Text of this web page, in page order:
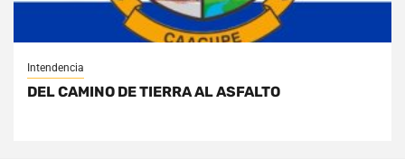
Intendencia
DEL CAMINO DE TIERRA AL ASFALTO